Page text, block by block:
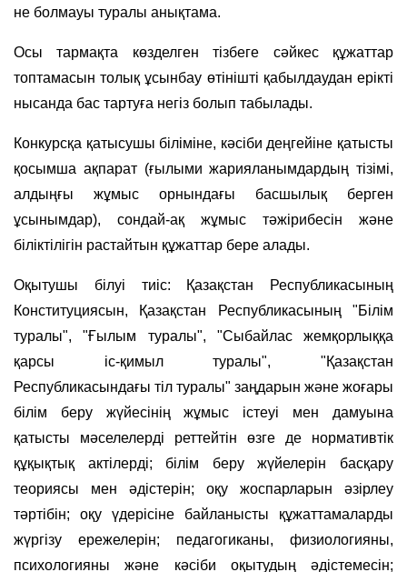
не болмауы туралы анықтама.
Осы тармақта көзделген тiзбеге сәйкес құжаттар
топтамасын толық ұсынбау өтінішті қабылдаудан ерікті
нысанда бас тартуға негіз болып табылады.
Конкурсқа қатысушы біліміне, кәсіби деңгейіне қатысты
қосымша ақпарат (ғылыми жарияланымдардың тізімі,
алдыңғы жұмыс орнындағы басшылық берген
ұсынымдар), сондай-ақ жұмыс тәжірибесін және
біліктілігін растайтын құжаттар бере алады.
Оқытушы білуі тиіс: Қазақстан Республикасының
Конституциясын, Қазақстан Республикасының "Білім
туралы", "Ғылым туралы", "Сыбайлас жемқорлыққа
қарсы іс-қимыл туралы", "Қазақстан
Республикасындағы тіл туралы" заңдарын және жоғары
білім беру жүйесінің жұмыс істеуі мен дамуына
қатысты мәселелерді реттейтін өзге де нормативтік
құқықтық актілерді; білім беру жүйелерін басқару
теориясы мен әдістерін; оқу жоспарларын әзірлеу
тәртібін; оқу үдерісіне байланысты құжаттамаларды
жүргізу ережелерін; педагогиканы, физиологияны,
психологияны және кәсіби оқытудың әдістемесін;